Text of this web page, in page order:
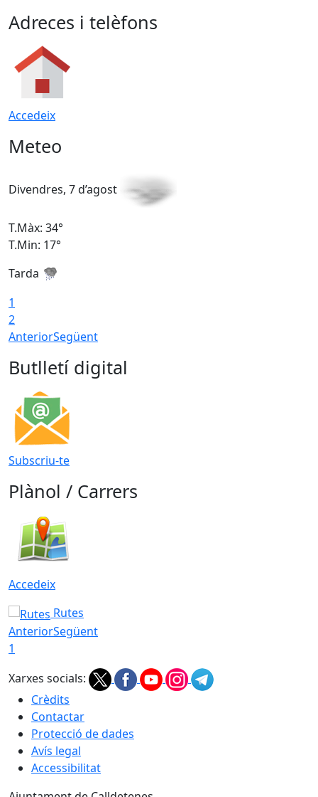
Adreces i telèfons
Accedeix
Meteo
Divendres, 7 d’agost
T.Màx: 34°
T.Min: 17°
Tarda
1
2
AnteriorSegüent
Butlletí digital
Subscriu-te
Plànol / Carrers
Accedeix
Rutes
AnteriorSegüent
1
Xarxes socials:
Crèdits
Contactar
Protecció de dades
Avís legal
Accessibilitat